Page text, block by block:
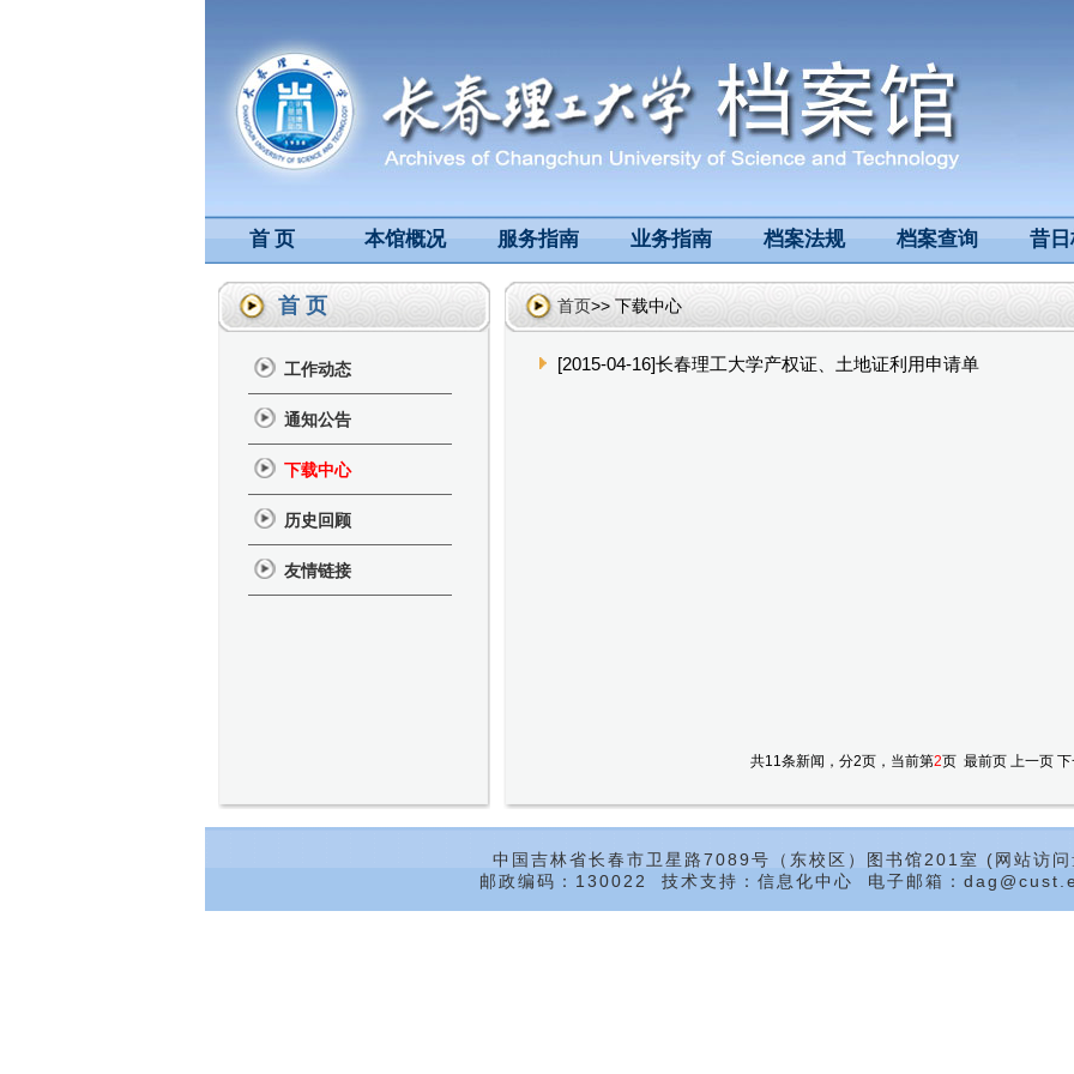
首 页 本馆概况 服务指南 业务指南 档案法规 档案查询 昔日
首 页
工作动态
通知公告
下载中心
历史回顾
友情链接
首页>> 下载中心
[2015-04-16]长春理工大学产权证、土地证利用申请单
共11条新闻，分2页，当前第2页 最前页 上一页 下
中国吉林省长春市卫星路7089号（东校区）图书馆201室 (网站访问
邮政编码：130022 技术支持：信息化中心 电子邮箱：